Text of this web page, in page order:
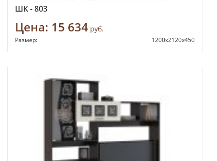
ШК - 803
Цена: 15 634 руб.
Размер: 1200х2120х450